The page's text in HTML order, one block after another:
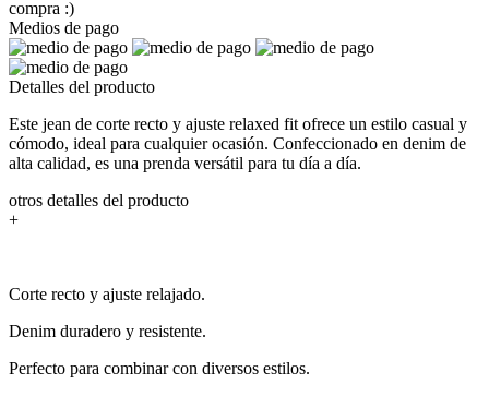
compra :)
Medios de pago
Detalles del producto
Este jean de corte recto y ajuste relaxed fit ofrece un estilo casual y
cómodo, ideal para cualquier ocasión. Confeccionado en denim de
alta calidad, es una prenda versátil para tu día a día.
otros detalles del producto
+
Corte recto y ajuste relajado.
Denim duradero y resistente.
Perfecto para combinar con diversos estilos.